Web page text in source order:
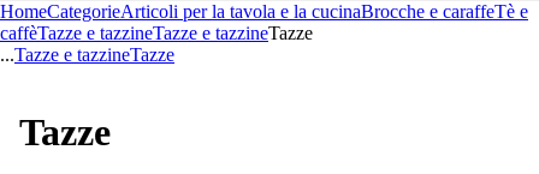
HomeCategorieArticoli per la tavola e la cucinaBrocche e caraffeTè e
caffèTazze e tazzineTazze e tazzineTazze
...Tazze e tazzineTazze
Tazze